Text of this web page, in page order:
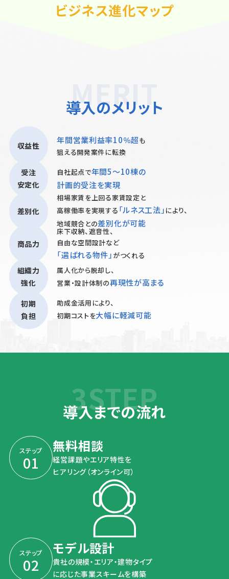
ビジネス進化マップ
導入のメリット
収益性
年間営業利益率10％超も
狙える開発案件に転換
受注
安定化
自社起点で年間5～10棟の
計画的受注を実現
差別化
相場家賃を上回る家賃設定と
高稼働率を実現する 「ルネス工法」により、
地域競合との差別化が可能
商品力
床下収納、遮音性、
自由な空間設計など
「選ばれる物件」 がつくれる
組織力
強化
属人化から脱却し、
営業・設計体制の再現性が高まる
初期
負担
助成金活用により、
初期コストを大幅に軽減可能
導入までの流れ
ステップ
01
無料相談
経営課題やエリア特性を
ヒアリング（オンライン可）
ステップ
02
モデル設計
貴社の規模・エリア・建物タイプ
に応じた事業スキームを構築